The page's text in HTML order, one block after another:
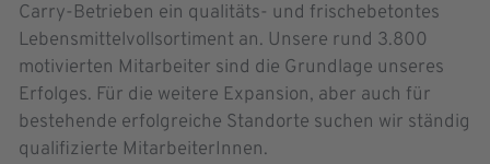
Carry-Betrieben ein qualitäts- und frischebetontes
Lebensmittelvollsortiment an. Unsere rund 3.800
motivierten Mitarbeiter sind die Grundlage unseres
Erfolges. Für die weitere Expansion, aber auch für
bestehende erfolgreiche Standorte suchen wir ständig
qualifizierte MitarbeiterInnen.